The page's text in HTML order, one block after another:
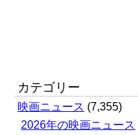
カテゴリー
映画ニュース (7,355)
2026年の映画ニュース